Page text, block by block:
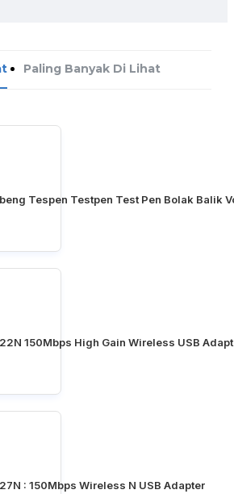
Paling Banyak Di Lihat
Tespen Testpen Test Pen Bolak Balik
150Mbps High Gain Wireless USB
: 150Mbps Wireless N USB Adapter